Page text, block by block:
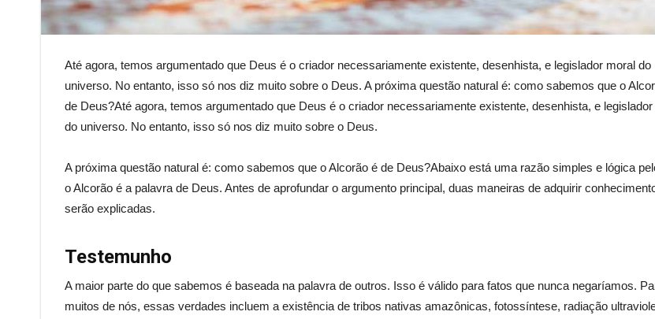
Até agora, temos argumentado que Deus é o criador necessariamente existente, desenhista, e legislador moral do
universo. No entanto, isso só nos diz muito sobre o Deus. A próxima questão natural é: como sabemos que o
de Deus?Até agora, temos argumentado que Deus é o criador necessariamente existente, desenhista, e
do universo. No entanto, isso só nos diz muito sobre o Deus.
A próxima questão natural é: como sabemos que o Alcorão é de Deus?Abaixo está uma razão simples e lógica
o Alcorão é a palavra de Deus. Antes de aprofundar o argumento principal, duas maneiras de adquirir
serão explicadas.
Testemunho
A maior parte do que sabemos é baseada na palavra de outros. Isso é válido para fatos que nunca negaríamos.
muitos de nós, essas verdades incluem a existência de tribos nativas amazônicas, fotossíntese, radiação